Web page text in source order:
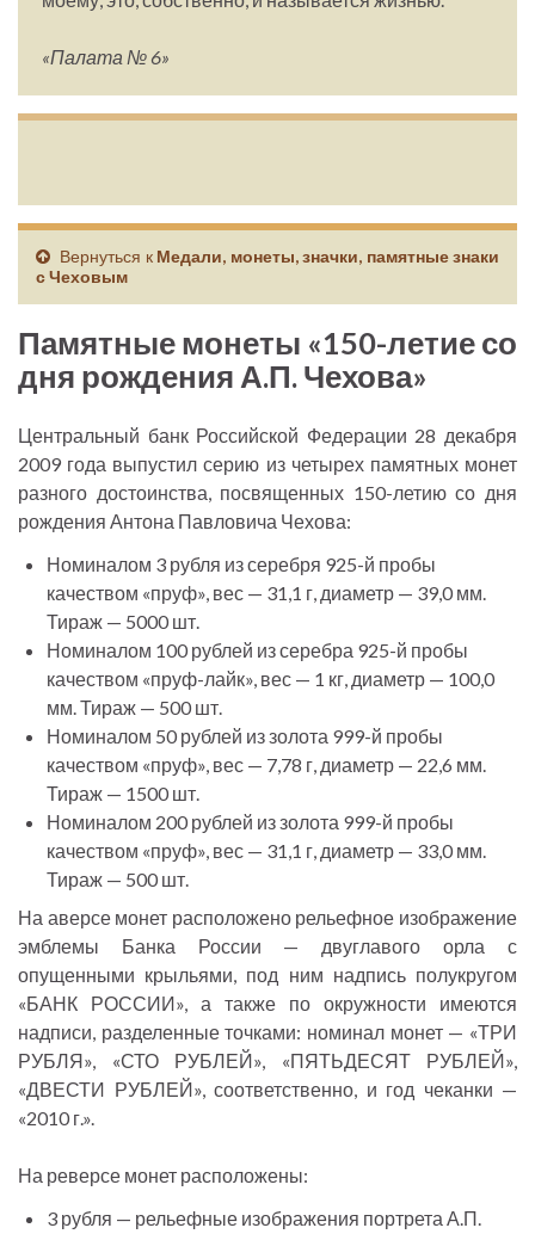
«Палата № 6»
Вернуться к Медали, монеты, значки, памятные знаки
с Чеховым
Памятные монеты «150-летие со
дня рождения А.П. Чехова»
Центральный банк Российской Федерации 28 декабря
2009 года выпустил серию из четырех памятных монет
разного достоинства, посвященных 150-летию со дня
рождения Антона Павловича Чехова:
Номиналом 3 рубля из серебря 925-й пробы
качеством «пруф», вес — 31,1 г, диаметр — 39,0 мм.
Тираж — 5000 шт.
Номиналом 100 рублей из серебра 925-й пробы
качеством «пруф-лайк», вес — 1 кг, диаметр — 100,0
мм. Тираж — 500 шт.
Номиналом 50 рублей из золота 999-й пробы
качеством «пруф», вес — 7,78 г, диаметр — 22,6 мм.
Тираж — 1500 шт.
Номиналом 200 рублей из золота 999-й пробы
качеством «пруф», вес — 31,1 г, диаметр — 33,0 мм.
Тираж — 500 шт.
На аверсе монет расположено рельефное изображение
эмблемы Банка России — двуглавого орла с
опущенными крыльями, под ним надпись полукругом
«БАНК РОССИИ», а также по окружности имеются
надписи, разделенные точками: номинал монет — «ТРИ
РУБЛЯ», «СТО РУБЛЕЙ», «ПЯТЬДЕСЯТ РУБЛЕЙ»,
«ДВЕСТИ РУБЛЕЙ», соответственно, и год чеканки —
«2010 г.».
На реверсе монет расположены:
3 рубля — рельефные изображения портрета А.П.